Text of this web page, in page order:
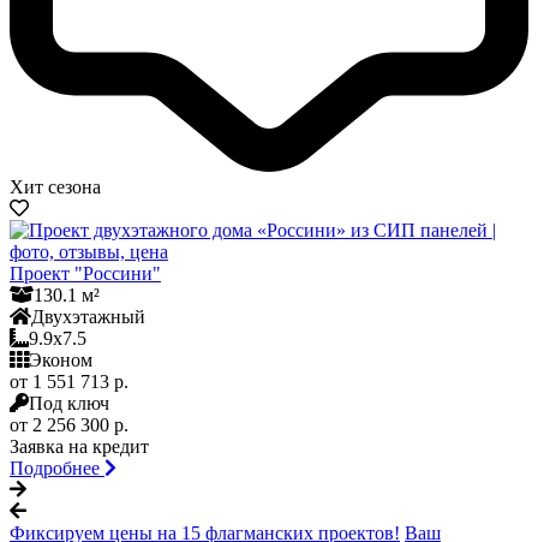
Хит сезона
Проект "Россини"
130.1 м²
Двухэтажный
9.9x7.5
Эконом
от 1 551 713 р.
Под ключ
от 2 256 300 р.
Заявка на кредит
Подробнее
Фиксируем цены на 15 флагманских проектов! Ваш